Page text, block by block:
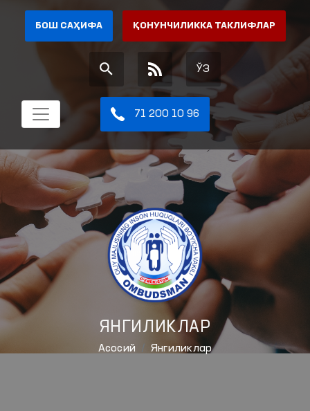
БОШ САҲИФА ҚОНУНЧИЛИККА ТАКЛИФЛАР
ЎЗ
71 200 10 96
ЯНГИЛИКЛАР
Aсосий Янгиликлар